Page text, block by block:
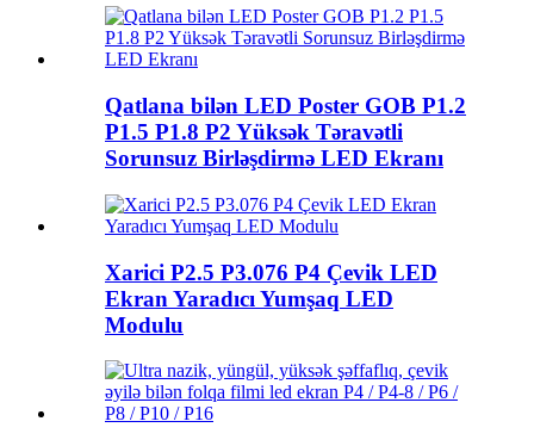
Qatlana bilən LED Poster GOB P1.2
P1.5 P1.8 P2 Yüksək Təravətli
Sorunsuz Birləşdirmə LED Ekranı
Xarici P2.5 P3.076 P4 Çevik LED
Ekran Yaradıcı Yumşaq LED
Modulu